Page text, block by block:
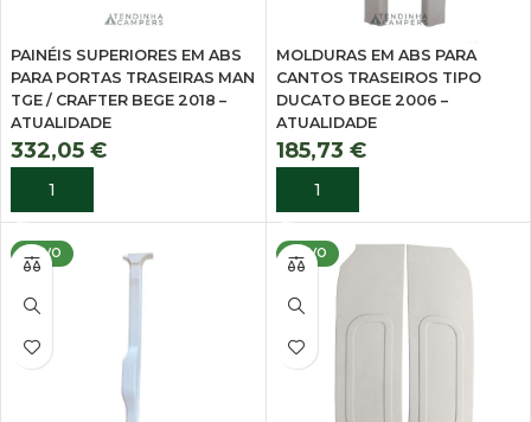
PAINÉIS SUPERIORES EM ABS
PARA PORTAS TRASEIRAS MAN
TGE / CRAFTER BEGE 2018 –
ATUALIDADE
332,05 €
ADICIONAR
MOLDURAS EM ABS PARA
CANTOS TRASEIROS TIPO
DUCATO BEGE 2006 –
ATUALIDADE
185,73 €
ADICIONAR
NOVO NOVO